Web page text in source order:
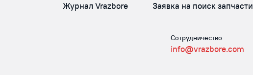
Журнал Vrazbore Заявка на поиск запчасти
Сотрудничество
info@vrazbore.com